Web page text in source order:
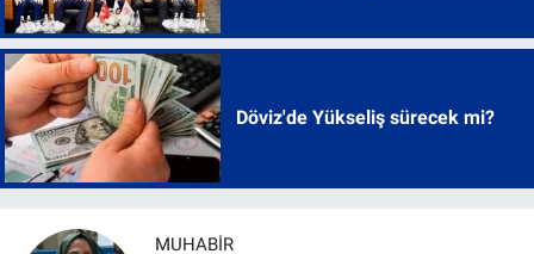
Döviz'de Yükseliş sürecek mi?
MUHABİR